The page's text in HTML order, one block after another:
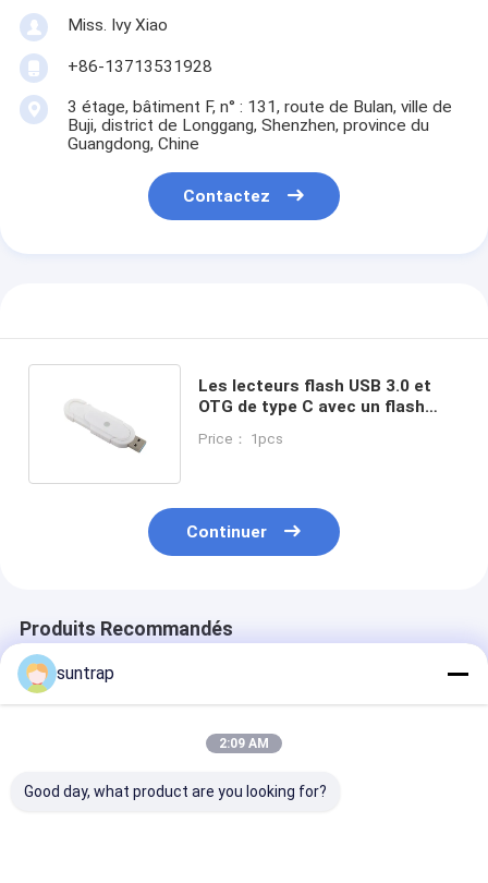
Miss. Ivy Xiao
+86-13713531928
3 étage, bâtiment F, n° : 131, route de Bulan, ville de
Buji, district de Longgang, Shenzhen, province du
Guangdong, Chine
Contactez
Les lecteurs flash USB 3.0 et
OTG de type C avec un flash
personnalisable
Price： 1pcs
Continuer
Produits Recommandés
suntrap
2:09 AM
Good day, what product are you looking for?